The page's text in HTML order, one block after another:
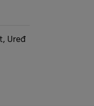
Uređ